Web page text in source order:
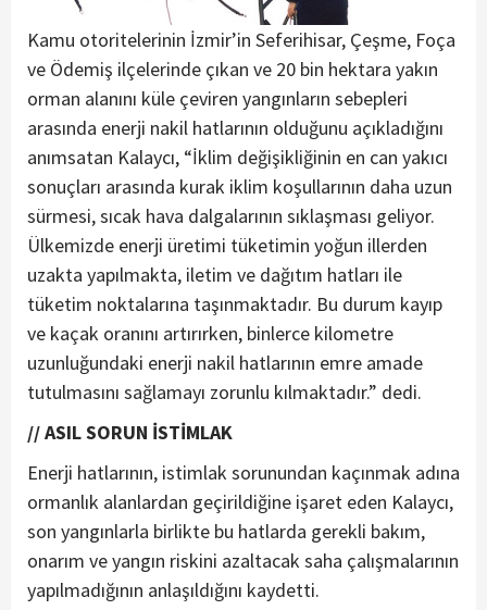
Kamu otoritelerinin İzmir’in Seferihisar, Çeşme, Foça
ve Ödemiş ilçelerinde çıkan ve 20 bin hektara yakın
orman alanını küle çeviren yangınların sebepleri
arasında enerji nakil hatlarının olduğunu açıkladığını
anımsatan Kalaycı, “İklim değişikliğinin en can yakıcı
sonuçları arasında kurak iklim koşullarının daha uzun
sürmesi, sıcak hava dalgalarının sıklaşması geliyor.
Ülkemizde enerji üretimi tüketimin yoğun illerden
uzakta yapılmakta, iletim ve dağıtım hatları ile
tüketim noktalarına taşınmaktadır. Bu durum kayıp
ve kaçak oranını artırırken, binlerce kilometre
uzunluğundaki enerji nakil hatlarının emre amade
tutulmasını sağlamayı zorunlu kılmaktadır.” dedi.
// ASIL SORUN İSTİMLAK
Enerji hatlarının, istimlak sorunundan kaçınmak adına
ormanlık alanlardan geçirildiğine işaret eden Kalaycı,
son yangınlarla birlikte bu hatlarda gerekli bakım,
onarım ve yangın riskini azaltacak saha çalışmalarının
yapılmadığının anlaşıldığını kaydetti.